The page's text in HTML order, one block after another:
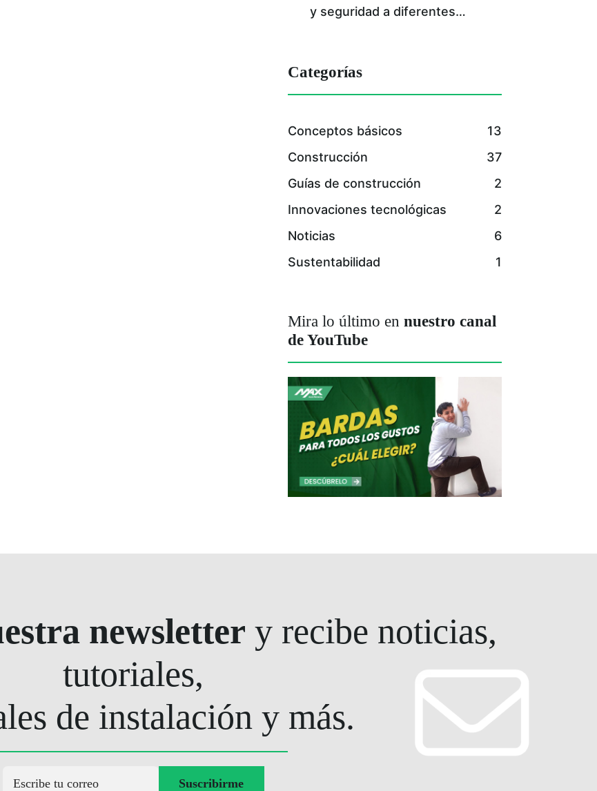
y seguridad a diferentes…
Categorías
Conceptos básicos
13
Construcción
37
Guías de construcción
2
Innovaciones tecnológicas
2
Noticias
6
Sustentabilidad
1
Mira lo último en nuestro canal
de YouTube
newsletter y recibe noticias,
tutoriales,
de instalación y más.
Suscribirme